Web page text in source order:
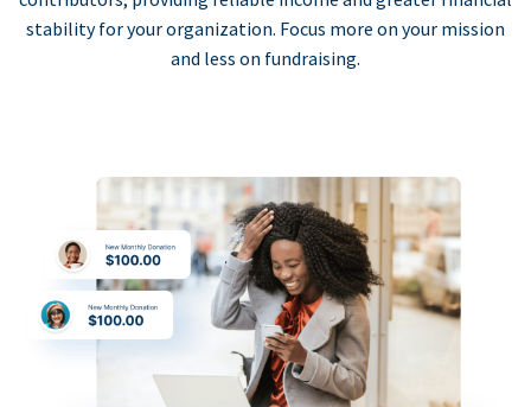
stability for your organization. Focus more on your mission
and less on fundraising.